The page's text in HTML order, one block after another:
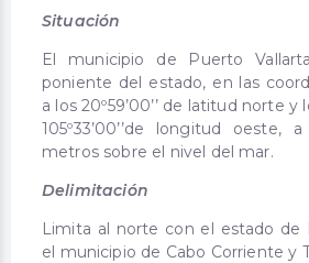
Situación
El municipio de Puerto
poniente del estado, en las
a los 20º59’00’’ de latitud norte y
105º33’00’’de longitud
metros sobre el nivel del mar.
Delimitación
Limita al norte con el estado de
el municipio de Cabo Corriente y